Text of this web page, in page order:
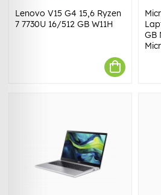
Lenovo V15 G4 15,6 Ryzen
7 7730U 16/512 GB W11H
GB